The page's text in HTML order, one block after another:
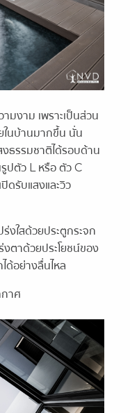
มงาม เพราะเป็นส่วน
ในบ้านมากขึ้น นั่น
ธรรมชาติได้รอบด้าน
ปตัว L หรือ ตัว C
ดรับแสงและวิว
งใสด้วยประตูกระจก
ตาด้วยประโยชน์ของ
ด้อย่างลื่นไหล
าศ